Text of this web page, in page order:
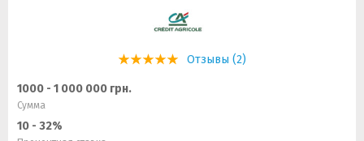
Отзывы (2)
1000 - 1 000 000 грн.
Сумма
10 - 32%